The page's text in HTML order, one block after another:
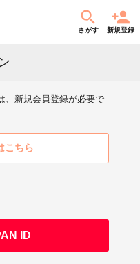
さがす 新規登録
、新規会員登録が必要で
こちら
ID